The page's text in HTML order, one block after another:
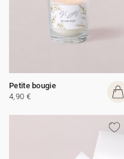
Petite bougie
4,90 €